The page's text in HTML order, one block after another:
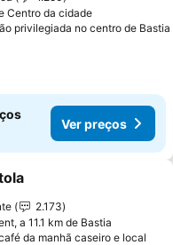
Centro da cidade
privilegiada no centro de Bastia
Ver preços
aos favoritos
2.173
a 11.1 km de Bastia
da manhã caseiro e local